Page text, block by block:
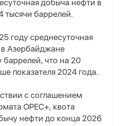
добыча нефти в
тысячи баррелей.
году среднесуточная
Азербайджане
баррелей, что на 20
показателя 2024 года.
с соглашением
OPEC+, квота
нефти до конца 2026